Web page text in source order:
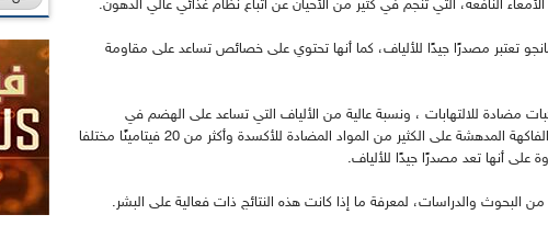
النافعة، التي تنجم في كثير من الأحيان عن اتباع نظام غذائي عالي الدهون.
تعتبر مصدرًا جيدًا للألياف، كما أنها تحتوي على خصائص تساعد على مقاومة
مضادة للالتهابات ، ونسبة عالية من الألياف التي تساعد على الهضم في
المانجو، حيث يحتوي كوب واحد من هذه الفاكهة المدهشة على الكثير من المواد المضادة للأكسدة وأكثر من 20 فيتامينًا مختلفا
على أنها تعد مصدرًا جيدًا للألياف.
من البحوث والدراسات، لمعرفة ما إذا كانت هذه النتائج ذات فعالية على البشر.